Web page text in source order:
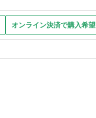
オンライン決済で購入希望